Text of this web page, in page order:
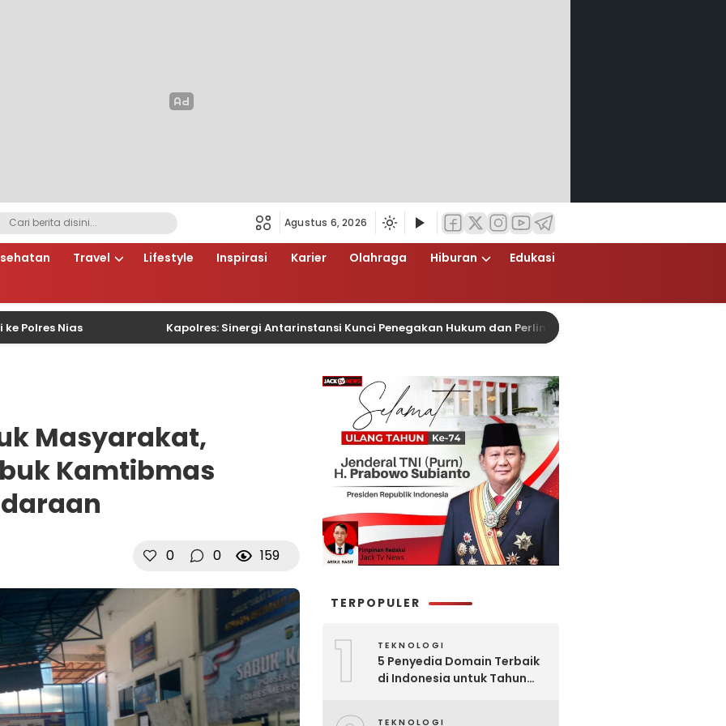
Agustus 6, 2026
Travel Lifestyle Inspirasi Karier Olahraga Hiburan
Edukasi
Nias Kapolres: Sinergi Antarinstansi Kunci Penegakan Hukum dan Perlindungan Masyarakat, Bea Cukai
Masyarakat,
Kamtibmas
0 0 159
TERPOPULER
1 TEKNOLOGI
5 Penyedia Domain Terbaik
di Indonesia untuk Tahun
TEKNOLOGI